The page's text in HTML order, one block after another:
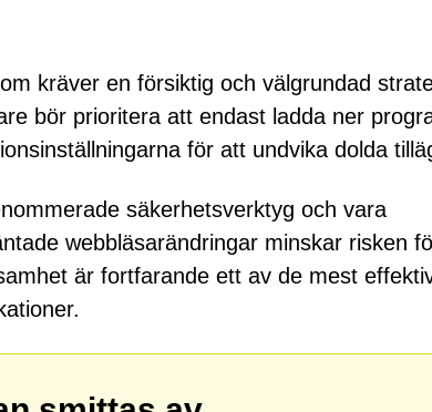
kräver en försiktig och välgrundad
bör prioritera att endast ladda ner
för att undvika dolda
säkerhetsverktyg och vara
webbläsarändringar minskar risken
är fortfarande ett av de mest